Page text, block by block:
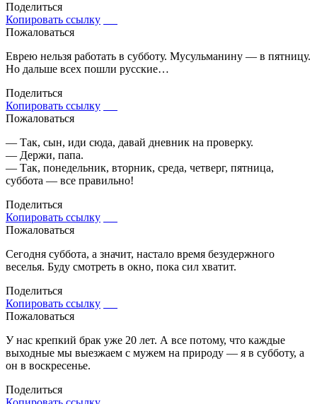
Поделиться
Копировать ссылку
Пожаловаться
Еврею нельзя работать в субботу. Мусульманину — в пятницу.
Но дальше всех пошли русские…
Поделиться
Копировать ссылку
Пожаловаться
— Так, сын, иди сюда, давай дневник на проверку.
— Держи, папа.
— Так, понедельник, вторник, среда, четверг, пятница,
суббота — все правильно!
Поделиться
Копировать ссылку
Пожаловаться
Сегодня суббота, а значит, настало время безудержного
веселья. Буду смотреть в окно, пока сил хватит.
Поделиться
Копировать ссылку
Пожаловаться
У нас крепкий брак уже 20 лет. А все потому, что каждые
выходные мы выезжаем с мужем на природу — я в субботу, а
он в воскресенье.
Поделиться